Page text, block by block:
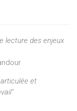
lecture des enjeux
et